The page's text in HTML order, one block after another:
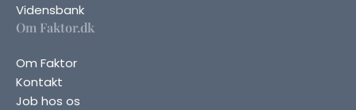
Vidensbank
Om Faktor.dk
Om Faktor
Kontakt
Job hos os